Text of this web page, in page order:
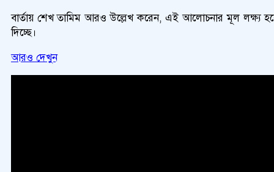
বার্তায় শেখ তামিম আরও উল্লেখ করেন, এই আলোচনার মূল লক্ষ্য হলো
দিচ্ছে।
আরও দেখুন